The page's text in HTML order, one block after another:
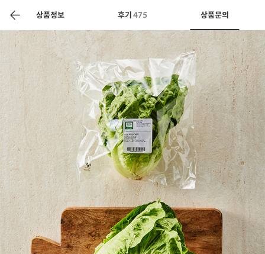
상품정보 후기 475 상품문의
인 농축산물할인 찬들마루 주문/배송 고객센터